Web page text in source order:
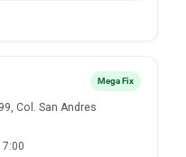
Mega Fix
Col. San Andres